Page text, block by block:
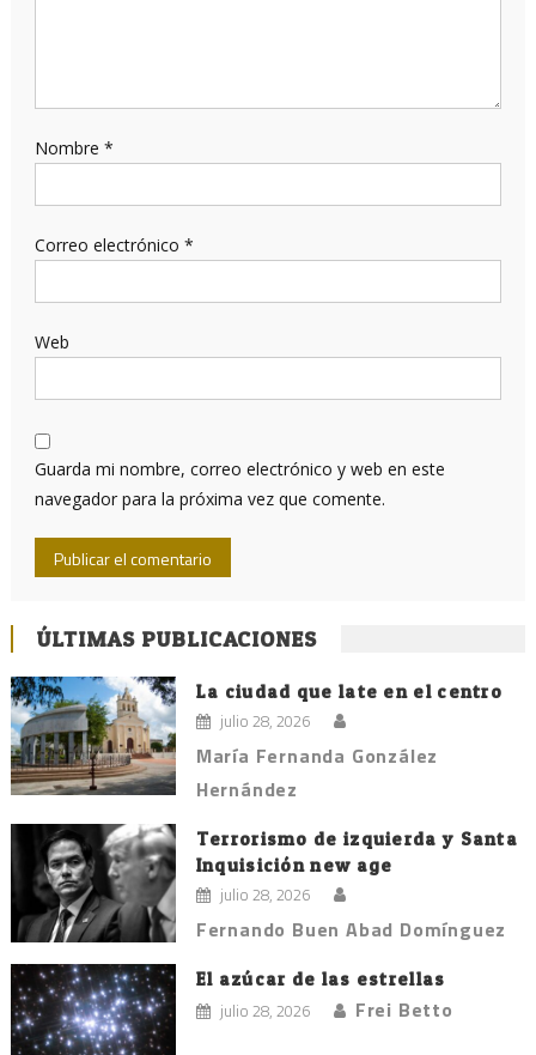
Nombre *
Correo electrónico *
Web
Guarda mi nombre, correo electrónico y web en este
navegador para la próxima vez que comente.
ÚLTIMAS PUBLICACIONES
La ciudad que late en el centro
julio 28, 2026
María Fernanda González
Hernández
Terrorismo de izquierda y Santa
Inquisición new age
julio 28, 2026
Fernando Buen Abad Domínguez
El azúcar de las estrellas
julio 28, 2026 Frei Betto